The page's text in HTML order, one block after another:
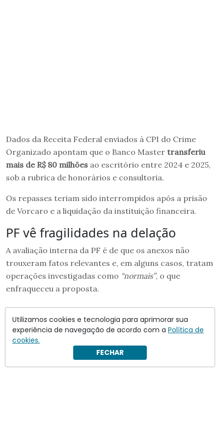
Dados da Receita Federal enviados à CPI do Crime
Organizado apontam que o Banco Master transferiu
mais de R$ 80 milhões ao escritório entre 2024 e 2025,
sob a rubrica de honorários e consultoria.
Os repasses teriam sido interrompidos após a prisão
de Vorcaro e a liquidação da instituição financeira.
PF vê fragilidades na delação
A avaliação interna da PF é de que os anexos não
trouxeram fatos relevantes e, em alguns casos, tratam
operações investigadas como “normais”, o que
enfraqueceu a proposta.
Utilizamos cookies e tecnologia para aprimorar sua
experiência de navegação de acordo com a Política de
cookies.
FECHAR